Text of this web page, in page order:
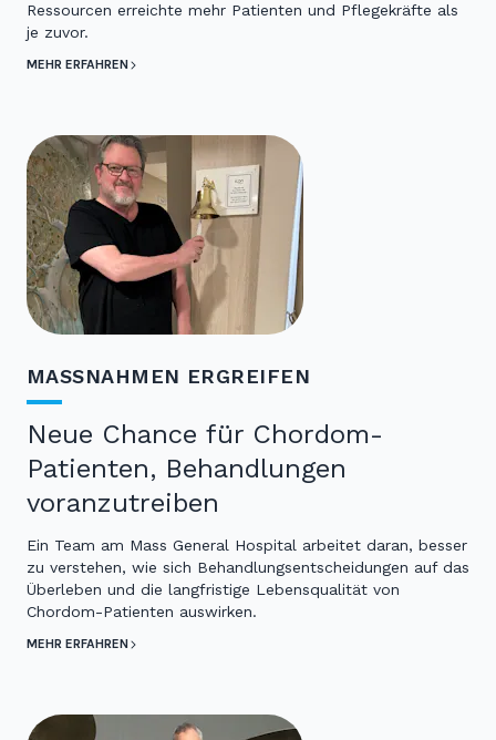
Ressourcen erreichte mehr Patienten und Pflegekräfte als
je zuvor.
MEHR ERFAHREN
MASSNAHMEN ERGREIFEN
Neue Chance für Chordom-
Patienten, Behandlungen
voranzutreiben
Ein Team am Mass General Hospital arbeitet daran, besser
zu verstehen, wie sich Behandlungsentscheidungen auf das
Überleben und die langfristige Lebensqualität von
Chordom-Patienten auswirken.
MEHR ERFAHREN